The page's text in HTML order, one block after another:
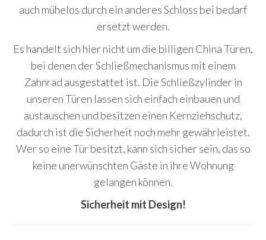
auch mühelos durch ein anderes Schloss bei bedarf
ersetzt werden.
Es handelt sich hier nicht um die billigen China Türen,
bei denen der Schließmechanismus mit einem
Zahnrad ausgestattet ist. Die Schließzylinder in
unseren Türen lassen sich einfach einbauen und
austauschen und besitzen einen Kernziehschutz,
dadurch ist die Sicherheit noch mehr gewährleistet.
Wer so eine Tür besitzt, kann sich sicher sein, das so
keine unerwünschten Gäste in ihre Wohnung
gelangen können.
Sicherheit mit Design!